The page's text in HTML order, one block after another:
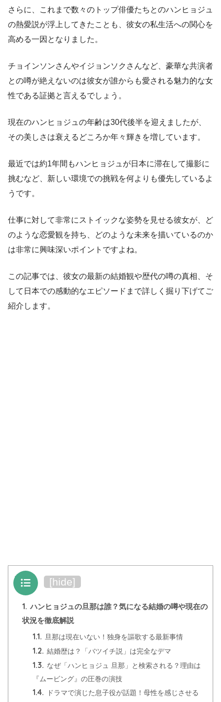
さらに、これまで数々のトップ俳優たちとのハンヒョジュ
の熱愛説が浮上してきたことも、彼女の私生活への関心を
高める一因となりました。
チョインソンさんやイジョンソクさんなど、豪華な共演者
との噂が絶えないのは彼女が誰からも愛される魅力的な女
性である証拠と言えるでしょう。
現在のハンヒョジュの年齢は30代後半を迎えましたが、
その美しさは衰えるどころか年々輝きを増しています。
最近では約1年間もハンヒョジュが日本に滞在して撮影に
挑むなど、新しい環境での挑戦を何よりも優先しているよ
うです。
仕事に対して非常にストイックな姿勢を見せる彼女が、ど
のような恋愛観を持ち、どのような未来を描いているのか
は非常に興味深いポイントですよね。
この記事では、彼女の最新の結婚観や歴代の噂の真相、そ
して日本での感動的なエピソードまで詳しく掘り下げてご
紹介します。
目次 [hide]
1. ハンヒョジュの旦那は誰？気になる結婚の噂や現在の
状況を徹底解説
1.1. 旦那は現在いない！独身を謳歌する最新事情
1.2. 結婚歴は？「バツイチ説」は完全なデマ
1.3. なぜ「ハンヒョジュ 旦那」と検索される？理由は
『ムービング』の圧巻の演技
1.4.
ドラマで演じた息子役が話題！母性を感じさせる